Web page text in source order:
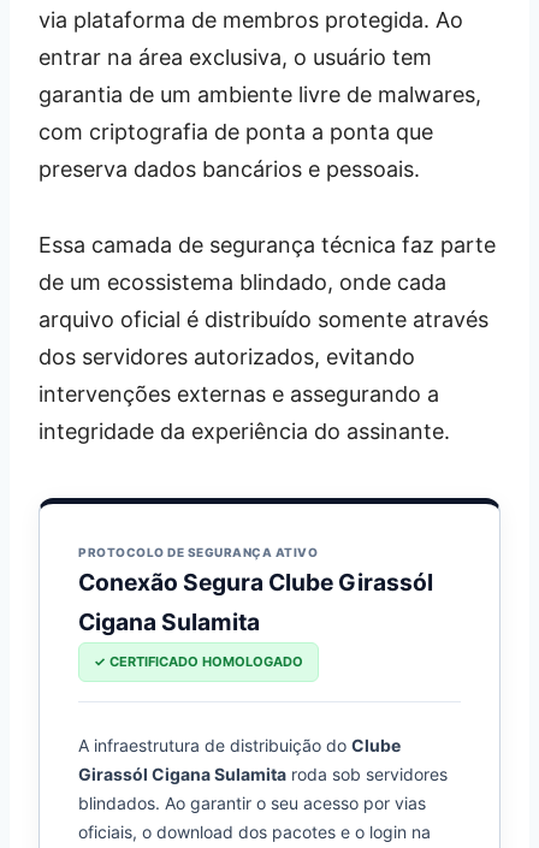
via plataforma de membros protegida. Ao
entrar na área exclusiva, o usuário tem
garantia de um ambiente livre de malwares,
com criptografia de ponta a ponta que
preserva dados bancários e pessoais.
Essa camada de segurança técnica faz parte
de um ecossistema blindado, onde cada
arquivo oficial é distribuído somente através
dos servidores autorizados, evitando
intervenções externas e assegurando a
integridade da experiência do assinante.
PROTOCOLO DE SEGURANÇA ATIVO
Conexão Segura Clube Girassól
Cigana Sulamita
✓ CERTIFICADO HOMOLOGADO
A infraestrutura de distribuição do Clube
Girassól Cigana Sulamita roda sob servidores
blindados. Ao garantir o seu acesso por vias
oficiais, o download dos pacotes e o login na